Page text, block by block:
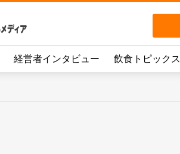
経営者インタビュー 飲食トピックス